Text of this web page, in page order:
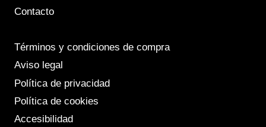
Contacto
Términos y condiciones de compra
Aviso legal
Política de privacidad
Política de cookies
Accesibilidad